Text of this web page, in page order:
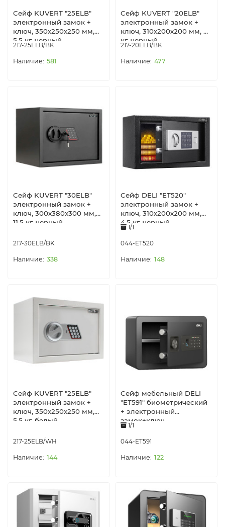
Сейф KUVERT "25ELB"
электронный замок +
ключ, 350х250х250 мм,
5.5 кг, черный
217-25ELB/BK
581
Сейф KUVERT "20ELB"
электронный замок +
ключ, 310х200х200 мм, 4
кг, черный
217-20ELB/BK
477
Сейф KUVERT "30ELB"
электронный замок +
ключ, 300x380x300 мм,
11.5 кг, черный
217-30ELB/BK
338
Сейф DELI "ET520"
электронный замок +
ключ, 310х200х200 мм,
4,5 кг, черный
1/1
044-ET520
148
Сейф KUVERT "25ELB"
электронный замок +
ключ, 350х250х250 мм,
5.5 кг, белый
217-25ELB/WH
144
Сейф мебельный DELI
"ET591" биометрический
+ электронный
замок+ключ,
350х250х250 мм, 8 кг,
черный
1/1
044-ET591
122